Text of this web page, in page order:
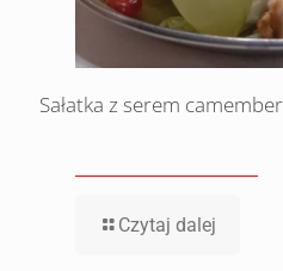
Sałatka z serem
Czytaj dalej